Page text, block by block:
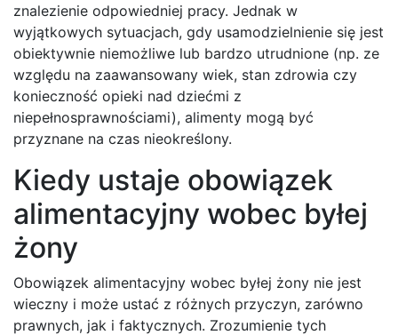
znalezienie odpowiedniej pracy. Jednak w
wyjątkowych sytuacjach, gdy usamodzielnienie się jest
obiektywnie niemożliwe lub bardzo utrudnione (np. ze
względu na zaawansowany wiek, stan zdrowia czy
konieczność opieki nad dziećmi z
niepełnosprawnościami), alimenty mogą być
przyznane na czas nieokreślony.
Kiedy ustaje obowiązek
alimentacyjny wobec byłej
żony
Obowiązek alimentacyjny wobec byłej żony nie jest
wieczny i może ustać z różnych przyczyn, zarówno
prawnych, jak i faktycznych. Zrozumienie tych